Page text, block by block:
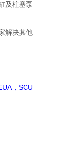
及柱塞泵
解决其他
，SCU